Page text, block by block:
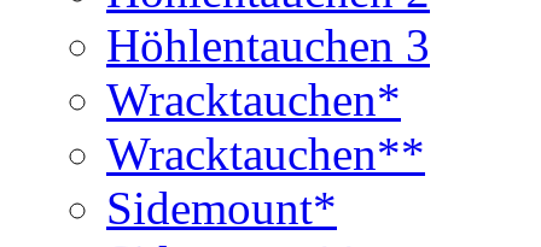
Höhlentauchen 3
Wracktauchen*
Wracktauchen**
Sidemount*